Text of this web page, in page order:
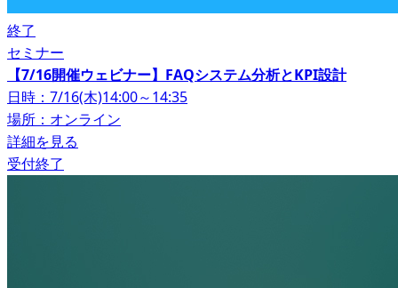
終了
セミナー
【7/16開催ウェビナー】FAQシステム分析とKPI設計
日時：7/16(木)14:00～14:35
場所：オンライン
詳細を見る
受付終了